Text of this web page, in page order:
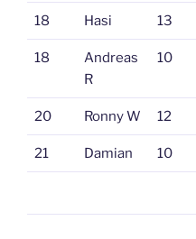
18 Hasi 13
18
Andreas
R
10
20 Ronny W 12
21 Damian 10